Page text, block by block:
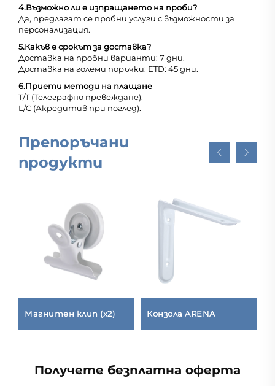
4.Възможно ли е изпращането на проби?
Да, предлагат се пробни услуги с възможности за
персонализация.
5.Какъв е срокът за доставка?
Доставка на пробни варианти: 7 дни.
Доставка на големи поръчки: ETD: 45 дни.
6.Приети методи на плащане
T/T (Телеграфно превеждане).
L/C (Акредитив при поглед).
Препоръчани
продукти
Магнитен клип (x2) Конзола ARENA
Получете безплатна оферта